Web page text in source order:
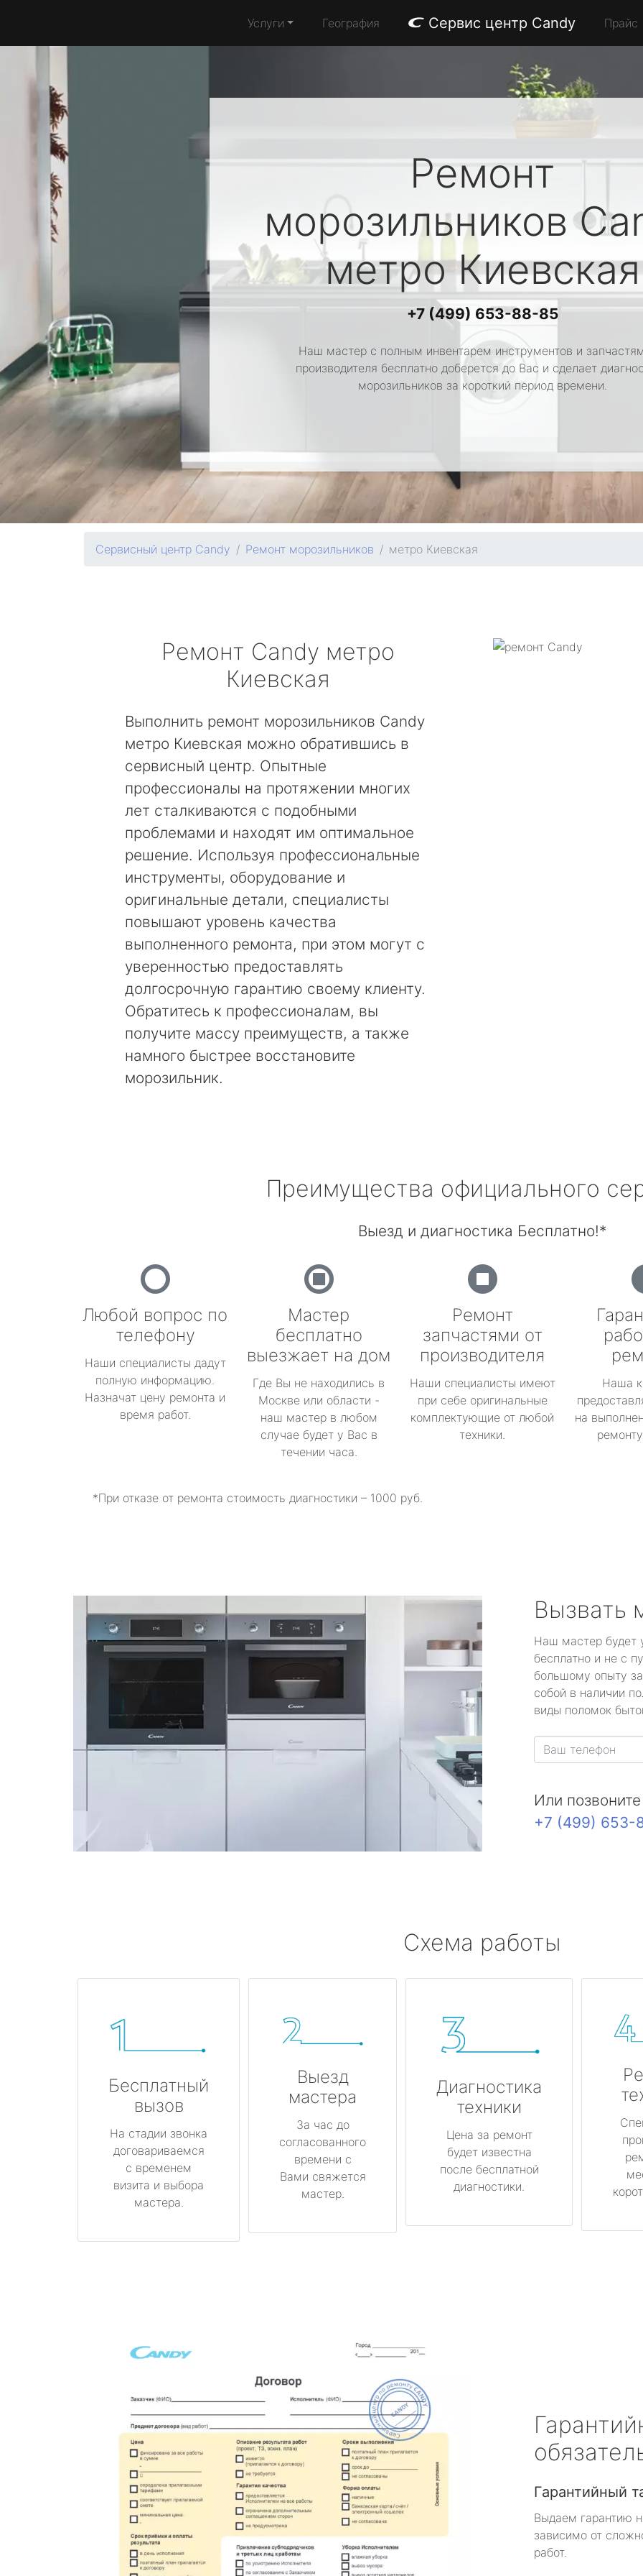
Услуги География Сервис центр Candy Прайс
Ремонт
морозильников
метро Киевская
+7 (499) 653-88-85
Наш мастер с полным инвентарем инструментов и
производителя бесплатно доберется до Вас и сделает
морозильников за короткий период времени.
Сервисный центр Candy Ремонт морозильников метро Киевская
Ремонт Candy метро
Киевская
Выполнить ремонт морозильников Candy
метро Киевская можно обратившись в
сервисный центр. Опытные
профессионалы на протяжении многих
лет сталкиваются с подобными
проблемами и находят им оптимальное
решение. Используя профессиональные
инструменты, оборудование и
оригинальные детали, специалисты
повышают уровень качества
выполненного ремонта, при этом могут с
уверенностью предоставлять
долгосрочную гарантию своему клиенту.
Обратитесь к профессионалам, вы
получите массу преимуществ, а также
намного быстрее восстановите
морозильник.
Преимущества официального
Выезд и диагностика Бесплатно!*
Любой вопрос по
телефону
Наши специалисты дадут
полную информацию.
Назначат цену ремонта и
время работ.
Мастер
бесплатно
выезжает на дом
Где Вы не находились в
Москве или области -
наш мастер в любом
случае будет у Вас в
течении часа.
Ремонт
запчастями от
производителя
Наши специалисты имеют
при себе оригинальные
комплектующие от любой
техники.
Наша
на
*При отказе от ремонта стоимость диагностики – 1000 руб.
Вызвать
Наш мастер будет
бесплатно и не с
большому опыту
собой в наличии
виды поломок
Или
+7 (499) 653-
Схема работы
Бесплатный
вызов
На стадии звонка
договариваемся
с временем
визита и выбора
мастера.
Выезд
мастера
За час до
согласованного
времени с
Вами свяжется
мастер.
Диагностика
техники
Цена за ремонт
будет известна
после бесплатной
диагностики.
Гарантийный
Выдаем гарантию
зависимо от
работ.